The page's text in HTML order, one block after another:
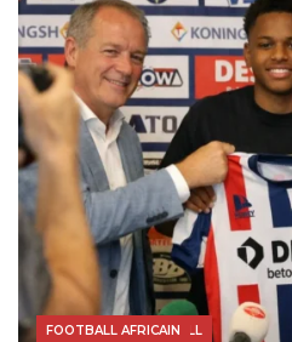
ACTUALITÉS FOOTBALL
FOOTBALL AFRICAIN